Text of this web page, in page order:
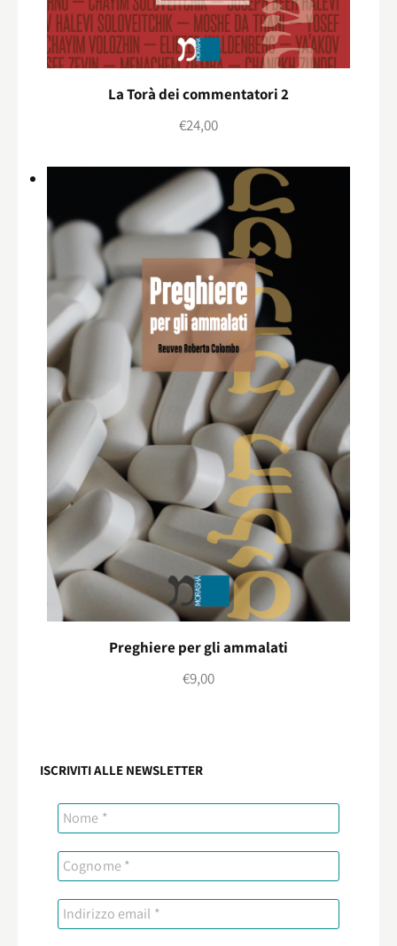
La Torà dei commentatori 2
€24,00
Preghiere per gli ammalati
€9,00
ISCRIVITI ALLE NEWSLETTER